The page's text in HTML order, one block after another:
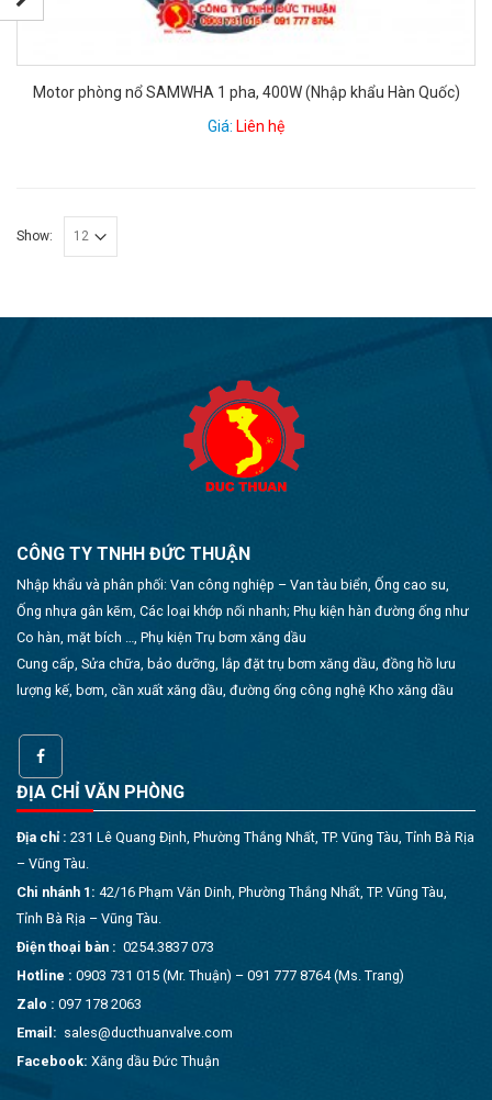
Motor phòng nổ SAMWHA 1 pha, 400W (Nhập khẩu Hàn Quốc)
Giá: Liên hệ
Show:
CÔNG TY TNHH ĐỨC THUẬN
Nhập khẩu và phân phối: Van công nghiệp – Van tàu biển, Ống cao su,
Ống nhựa gân kẽm, Các loại khớp nối nhanh; Phụ kiện hàn đường ống như
Co hàn, mặt bích …, Phụ kiện Trụ bơm xăng dầu
Cung cấp, Sửa chữa, bảo dưỡng, lắp đặt trụ bơm xăng dầu, đồng hồ lưu
lượng kế, bơm, cần xuất xăng dầu, đường ống công nghệ Kho xăng dầu
ĐỊA CHỈ VĂN PHÒNG
Địa chỉ : 231 Lê Quang Định, Phường Thắng Nhất, TP. Vũng Tàu, Tỉnh Bà Rịa
– Vũng Tàu.
Chi nhánh 1: 42/16 Phạm Văn Dinh, Phường Thắng Nhất, TP. Vũng Tàu,
Tỉnh Bà Rịa – Vũng Tàu.
Điện thoại bàn : 0254.3837 073
Hotline : 0903 731 015 (Mr. Thuận) – 091 777 8764 (Ms. Trang)
Zalo : 097 178 2063
Email: sales@ducthuanvalve.com
Facebook: Xăng dầu Đức Thuận